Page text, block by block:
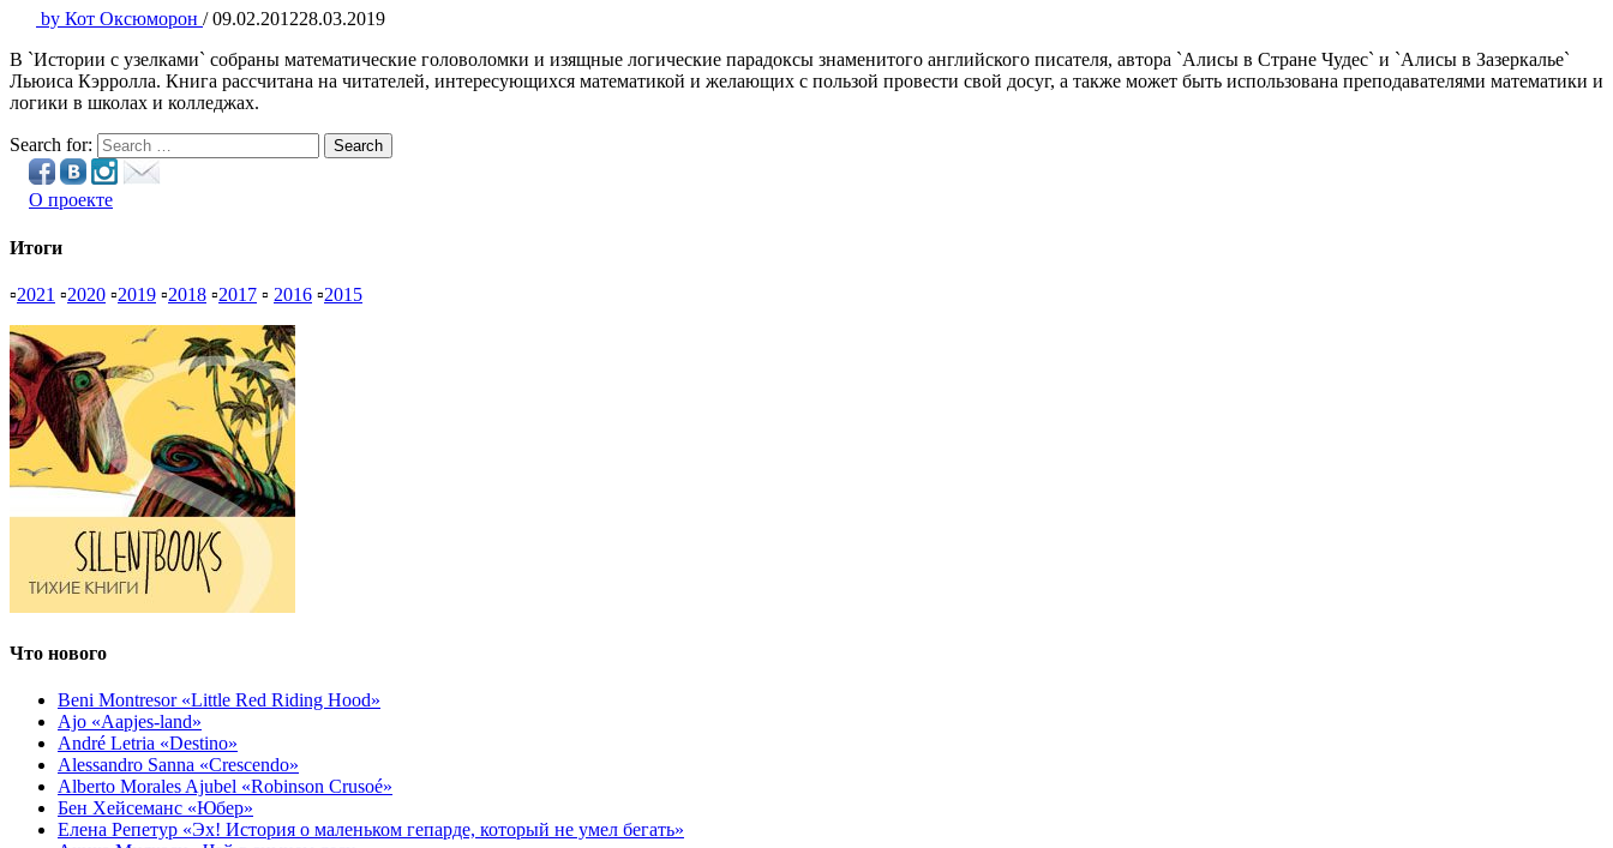
by Кот Оксюморон / 09.02.201228.03.2019
В `Истории с узелками` собраны математические головоломки и изящные логические парадоксы знаменитого английского писателя, автора `Алисы в Стране Чудес` и `Алисы в Зазеркалье`
Льюиса Кэрролла. Книга рассчитана на читателей, интересующихся математикой и желающих с пользой провести свой досуг, а также может быть использована преподавателями математики и
логики в школах и колледжах.
Search for: Search
О проекте
Итоги
▫2021 ▫2020 ▫2019 ▫2018 ▫2017 ▫ 2016 ▫2015
Что нового
Beni Montresor «Little Red Riding Hood»
Ajo «Aapjes-land»
André Letria «Destino»
Alessandro Sanna «Crescendo»
Alberto Morales Ajubel «Robinson Crusoé»
Бен Хейсеманс «Юбер»
Елена Репетур «Эх! История о маленьком гепарде, который не умел бегать»